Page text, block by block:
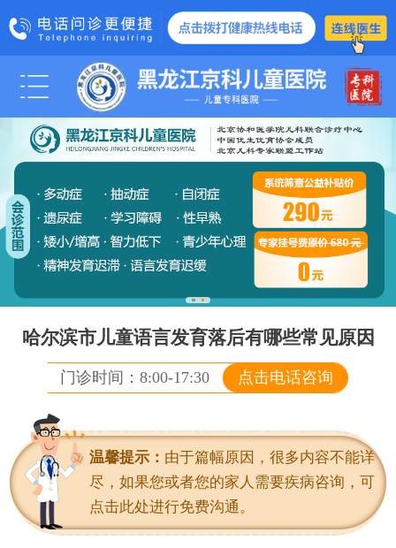
医院动态 媒体报道
学术交流 爱心公益
科室医生
管士玲
诊疗项目
脑瘫
智力低下
智力发育
进入科室
哈尔滨市儿童语言发育落后有哪些常见原因
门诊时间：8:00-17:30 点击电话咨询
温馨提示： 由于篇幅原因，很多内容不能详
尽，如果您或者您的家人需要疾病咨询，可
点击此处进行免费沟通。